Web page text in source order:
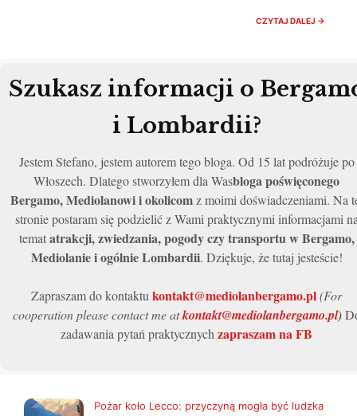
CZYTAJ DALEJ →
Szukasz informacji o
i Lombardii?
Jestem Stefano, jestem autorem tego bloga. Od 15 lat podróżuje po
Włoszech. Dlatego stworzyłem dla Wasbloga poświęconego
Bergamo, Mediolanowi i okolicomz moimi doświadczeniami. Na
stronie postaram się podzielić z Wami praktycznymi informacjami
tematatrakcji, zwiedzania, pogody czy transportu w Bergamo,
Mediolanie i ogólnie Lombardii. Dziękuje, że tutaj jesteście!
Zapraszam do kontaktu kontakt@mediolanbergamo.pl(For
cooperation please contact me atkontakt@mediolanbergamo.pl)
zadawania pytań praktycznych zapraszam na FB
Pożar koło Lecco: przyczyną mogła być ludzka